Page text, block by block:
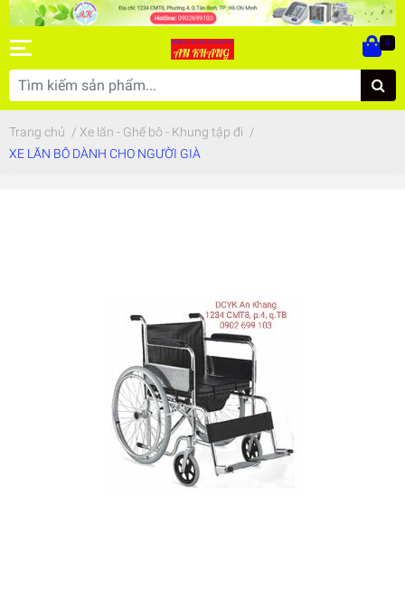
0
Trang chủ / Xe lăn - Ghế bô - Khung tập đi /
XE LĂN BÔ DÀNH CHO NGƯỜI GIÀ